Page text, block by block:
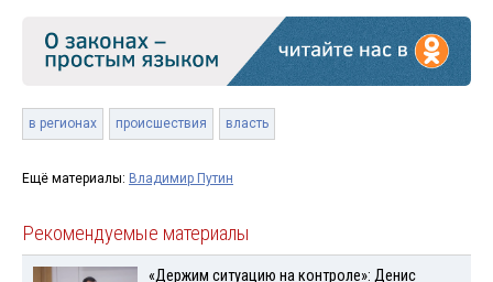
в регионах происшествия власть
Ещё материалы: Владимир Путин
Рекомендуемые материалы
«Держим ситуацию на контроле»: Денис